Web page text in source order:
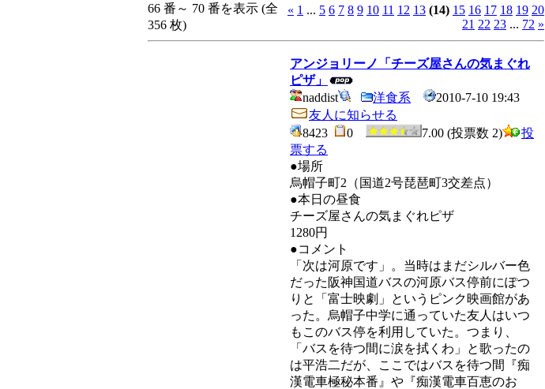
66 番～ 70 番を表示 (全
356 枚)
« 1 ... 5 6 7 8 9 10 11 12 13 (14) 15 16 17 18 19 20
21 22 23 ... 72 »
アンジョリーノ「チーズ屋さんの気まぐれ
ピザ」
naddist
洋食系
2010-7-10 19:43
友人に知らせる
8423
0 7.00 (投票数 2)
投
票する
●場所
烏帽子町2（国道2号琵琶町3交差点）
●本日の昼食
チーズ屋さんの気まぐれピザ
1280円
●コメント
「次は河原です」。当時はまだシルバー色
だった阪神国道バスの河原バス停前にぽつ
りと「富士映劇」というピンク映画館があ
った。烏帽子中学に通っていた友人はいつ
もこのバス停を利用していた。つまり、
「バスを待つ間に涙を拭くわ」と歌ったの
は平浩二だが、ここではバスを待つ間『痴
漢電車極秘本番』や『痴漢電車百恵のお